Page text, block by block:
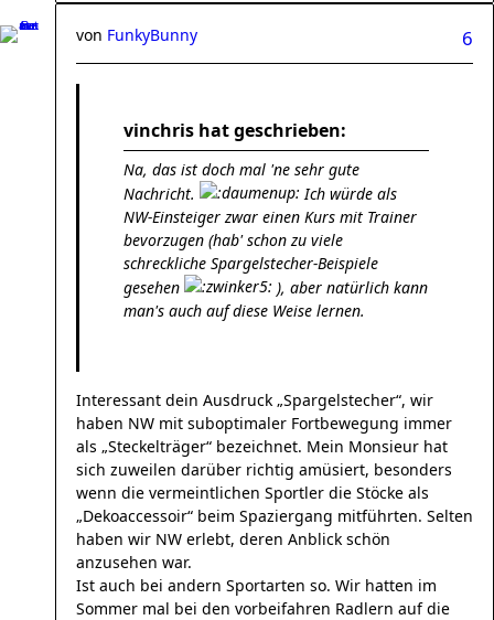
6
von FunkyBunny
vinchris hat geschrieben:
Na, das ist doch mal 'ne sehr gute
Nachricht.
Ich würde als
NW-Einsteiger zwar einen Kurs mit Trainer
bevorzugen (hab' schon zu viele
schreckliche Spargelstecher-Beispiele
gesehen
), aber natürlich kann
man's auch auf diese Weise lernen.
Interessant dein Ausdruck „Spargelstecher“, wir
haben NW mit suboptimaler Fortbewegung immer
als „Steckelträger“ bezeichnet. Mein Monsieur hat
sich zuweilen darüber richtig amüsiert, besonders
wenn die vermeintlichen Sportler die Stöcke als
„Dekoaccessoir“ beim Spaziergang mitführten. Selten
haben wir NW erlebt, deren Anblick schön
anzusehen war.
Ist auch bei andern Sportarten so. Wir hatten im
Sommer mal bei den vorbeifahren Radlern auf die